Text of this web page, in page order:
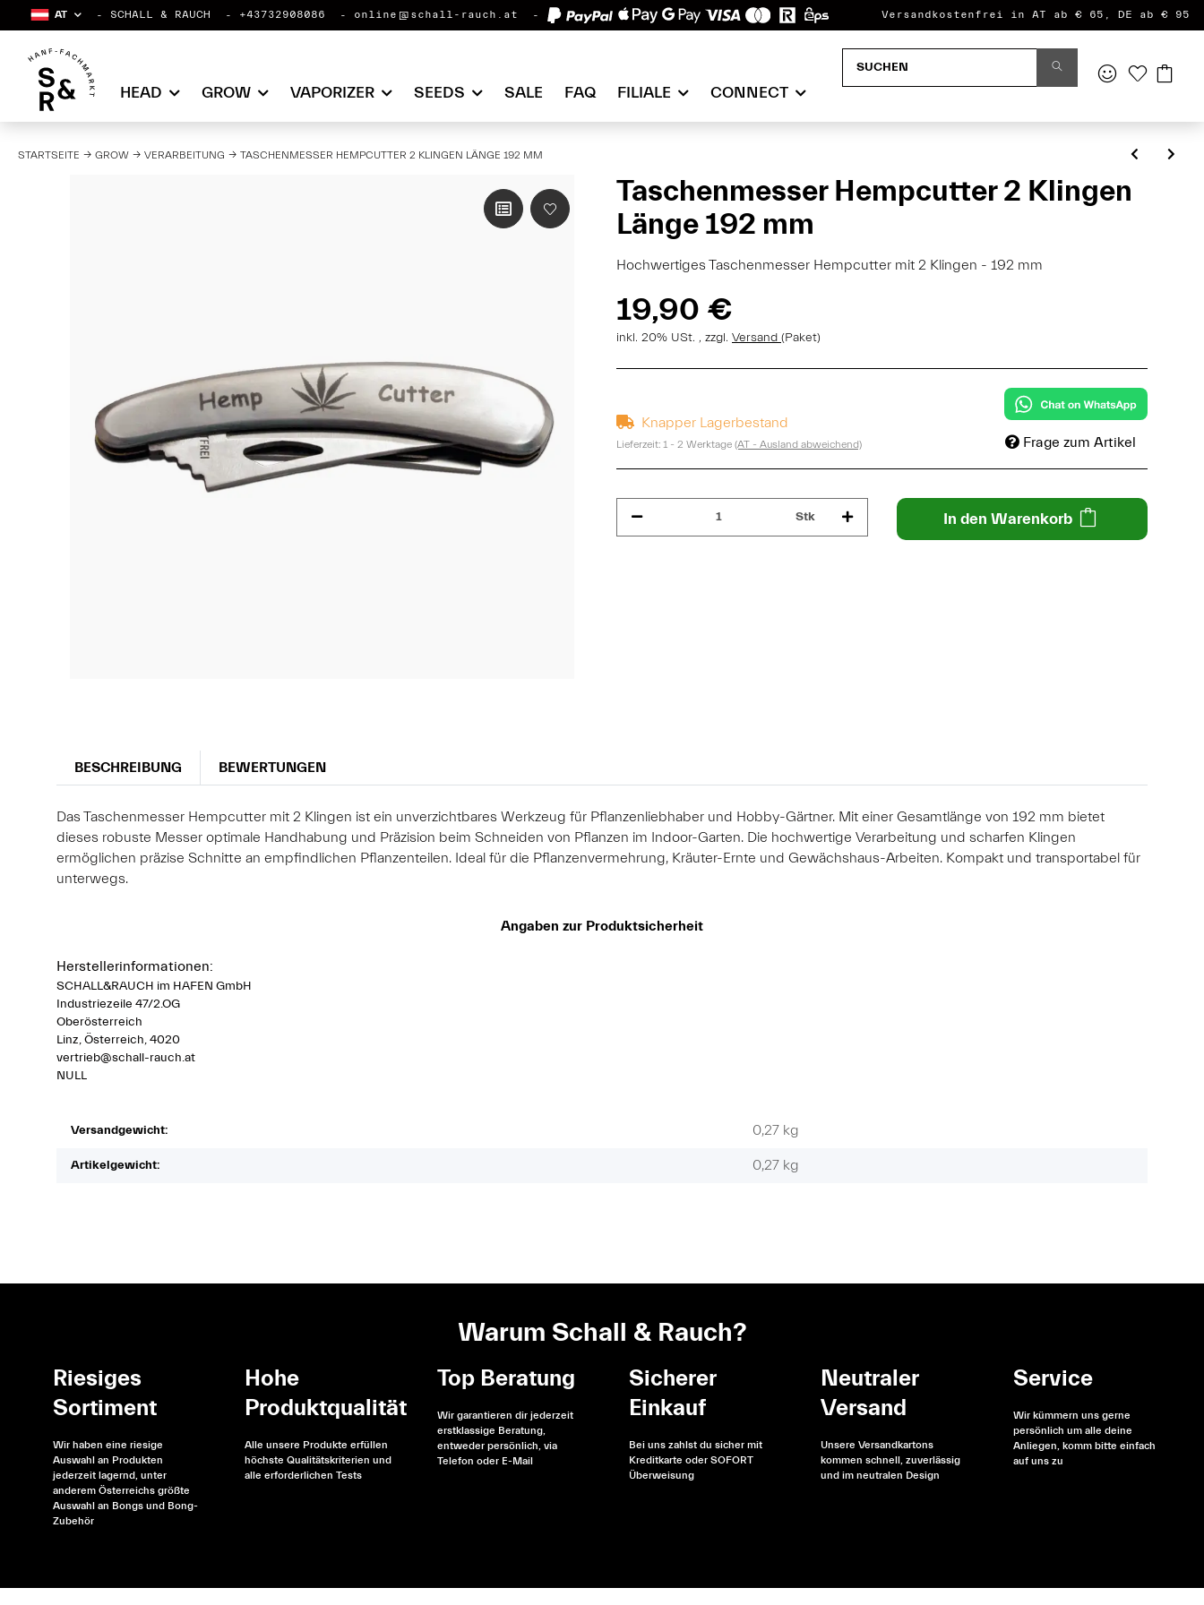
AT SCHALL & RAUCH +43732908086 online@schall-rauch.at Versandkostenfrei in AT ab € 65, DE ab € 95
HEAD GROW VAPORIZER SEEDS SALE FAQ FILIALE CONNECT
STARTSEITE GROW VERARBEITUNG TASCHENMESSER HEMPCUTTER 2 KLINGEN LÄNGE 192 MM
Taschenmesser Hempcutter 2 Klingen
Länge 192 mm
Hochwertiges Taschenmesser Hempcutter mit 2 Klingen - 192 mm
19,90 €
inkl. 20% USt. , zzgl. Versand (Paket)
Knapper Lagerbestand
Lieferzeit: 1 - 2 Werktage (AT - Ausland abweichend) Frage zum Artikel
Stk In den Warenkorb
BESCHREIBUNG BEWERTUNGEN
Das Taschenmesser Hempcutter mit 2 Klingen ist ein unverzichtbares Werkzeug für Pflanzenliebhaber und Hobby-Gärtner. Mit einer Gesamtlänge von 192 mm bietet
dieses robuste Messer optimale Handhabung und Präzision beim Schneiden von Pflanzen im Indoor-Garten. Die hochwertige Verarbeitung und scharfen Klingen
ermöglichen präzise Schnitte an empfindlichen Pflanzenteilen. Ideal für die Pflanzenvermehrung, Kräuter-Ernte und Gewächshaus-Arbeiten. Kompakt und transportabel für
unterwegs.
Angaben zur Produktsicherheit
Herstellerinformationen:
SCHALL&RAUCH im HAFEN GmbH
Industriezeile 47/2.OG
Oberösterreich
Linz, Österreich, 4020
vertrieb@schall-rauch.at
NULL
Versandgewicht: 0,27 kg
Artikelgewicht: 0,27 kg
Warum Schall & Rauch?
Riesiges
Sortiment
Wir haben eine riesige
Auswahl an Produkten
jederzeit lagernd, unter
anderem Österreichs größte
Auswahl an Bongs und Bong-
Zubehör
Hohe
Produktqualität
Alle unsere Produkte erfüllen
höchste Qualitätskriterien und
alle erforderlichen Tests
Top Beratung
Wir garantieren dir jederzeit
erstklassige Beratung,
entweder persönlich, via
Telefon oder E-Mail
Sicherer
Einkauf
Bei uns zahlst du sicher mit
Kreditkarte oder SOFORT
Überweisung
Neutraler
Versand
Unsere Versandkartons
kommen schnell, zuverlässig
und im neutralen Design
Service
Wir kümmern uns gerne
persönlich um alle deine
Anliegen, komm bitte einfach
auf uns zu